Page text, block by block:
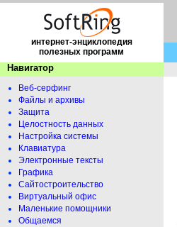
интернет-энциклопедия
полезных программ
Навигатор
Веб-серфинг
Файлы и архивы
Защита
Целостность данных
Настройка системы
Клавиатура
Электронные тексты
Графика
Сайтостроительство
Виртуальный офис
Маленькие помощники
Общаемся